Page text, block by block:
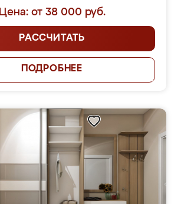
Цена: от 38 000 руб.
РАССЧИТАТЬ
ПОДРОБНЕЕ